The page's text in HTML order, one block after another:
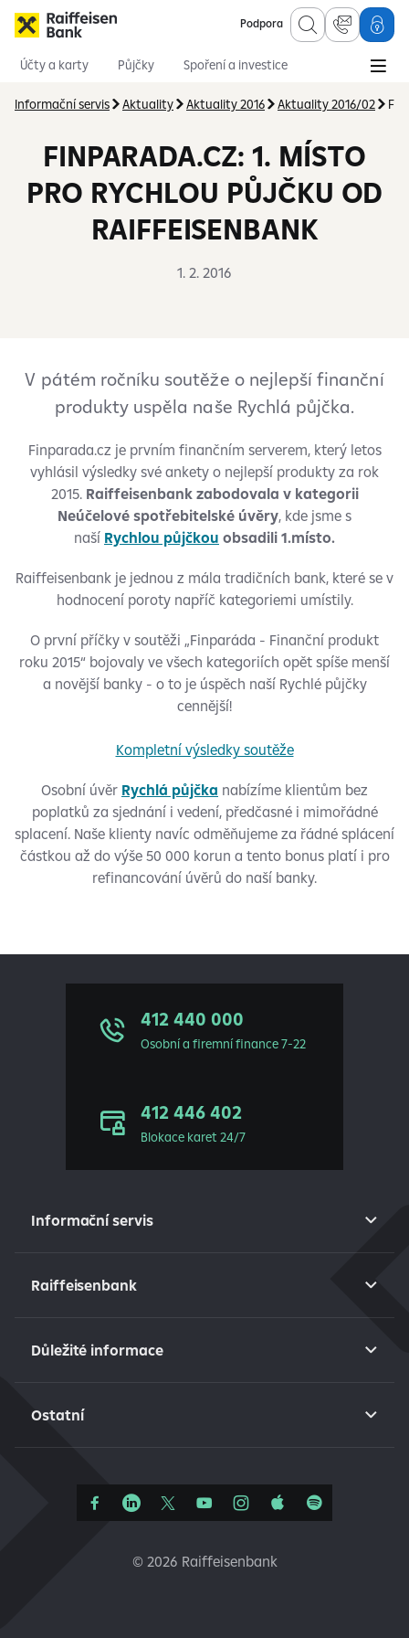
Podpora
Účty a karty Půjčky
Spoření a investice
Informační servis
Aktuality Aktuality 2016 Aktuality 2016/02
FINPARADA.CZ: 1. MÍSTO
PRO RYCHLOU PŮJČKU OD
RAIFFEISENBANK
1. 2. 2016
V pátém ročníku soutěže o nejlepší finanční
produkty uspěla naše Rychlá půjčka.
Finparada.cz je prvním finančním serverem, který letos
vyhlásil výsledky své ankety o nejlepší produkty za rok
2015. Raiffeisenbank zabodovala v kategorii
Neúčelové spotřebitelské úvěry, kde jsme s
naší Rychlou půjčkou obsadili 1.místo.
Raiffeisenbank je jednou z mála tradičních bank, které se v
hodnocení poroty napříč kategoriemi umístily.
O první příčky v soutěži „Finparáda - Finanční produkt
roku 2015“ bojovaly ve všech kategoriích opět spíše menší
a novější banky - o to je úspěch naší Rychlé půjčky
cennější!
Kompletní výsledky soutěže
Osobní úvěr Rychlá půjčka nabízíme klientům bez
poplatků za sjednání i vedení, předčasné i mimořádné
splacení. Naše klienty navíc odměňujeme za řádné splácení
částkou až do výše 50 000 korun a tento bonus platí i pro
refinancování úvěrů do naší banky.
412 440 000
Osobní a firemní finance 7-22
412 446 402
Blokace karet 24/7
Informační servis
Raiffeisenbank
Důležité informace
Ostatní
© 2026 Raiffeisenbank